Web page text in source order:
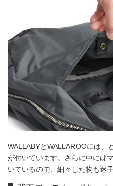
WALLABYとWALLAROOには、
が付いています。さらに中には
いているので、細々した物も迷